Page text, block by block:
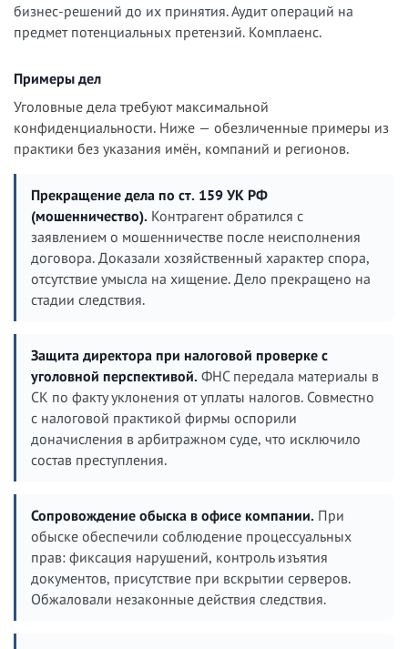
бизнес-решений до их принятия. Аудит операций на
предмет потенциальных претензий. Комплаенс.
Примеры дел
Уголовные дела требуют максимальной
конфиденциальности. Ниже — обезличенные примеры из
практики без указания имён, компаний и регионов.
Прекращение дела по ст. 159 УК РФ
(мошенничество). Контрагент обратился с
заявлением о мошенничестве после неисполнения
договора. Доказали хозяйственный характер спора,
отсутствие умысла на хищение. Дело прекращено на
стадии следствия.
Защита директора при налоговой проверке с
уголовной перспективой. ФНС передала материалы в
СК по факту уклонения от уплаты налогов. Совместно
с налоговой практикой фирмы оспорили
доначисления в арбитражном суде, что исключило
состав преступления.
Сопровождение обыска в офисе компании. При
обыске обеспечили соблюдение процессуальных
прав: фиксация нарушений, контроль изъятия
документов, присутствие при вскрытии серверов.
Обжаловали незаконные действия следствия.